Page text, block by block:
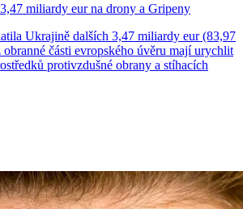
miliardy eur na drony a Gripeny
Ukrajině dalších 3,47 miliardy eur (83,97
části evropského úvěru mají urychlit
protivzdušné obrany a stíhacích